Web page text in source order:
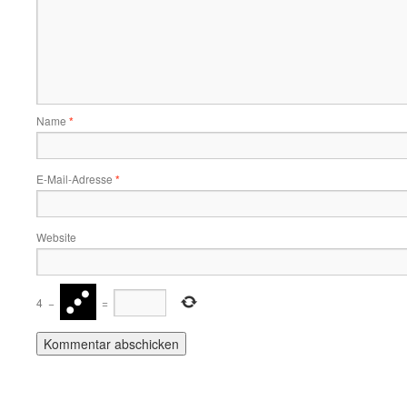
Name *
E-Mail-Adresse *
Website
4 − =